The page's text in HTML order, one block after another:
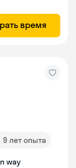
время
9 лет опыта
way